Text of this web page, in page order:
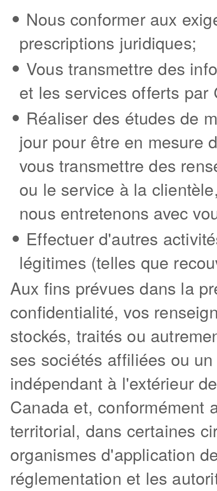
Nous conformer aux
prescriptions juridiques;
Vous transmettre des
et les services offerts par
Réaliser des études de
jour pour être en mesure
vous transmettre des
ou le service à la
nous entretenons avec
Effectuer d'autres
légitimes (telles que
Aux fins prévues dans la
confidentialité, vos
stockés, traités ou
ses sociétés affiliées ou
indépendant à l'extérieur
Canada et, conformément
territorial, dans certaines
organismes d'application
réglementation et les